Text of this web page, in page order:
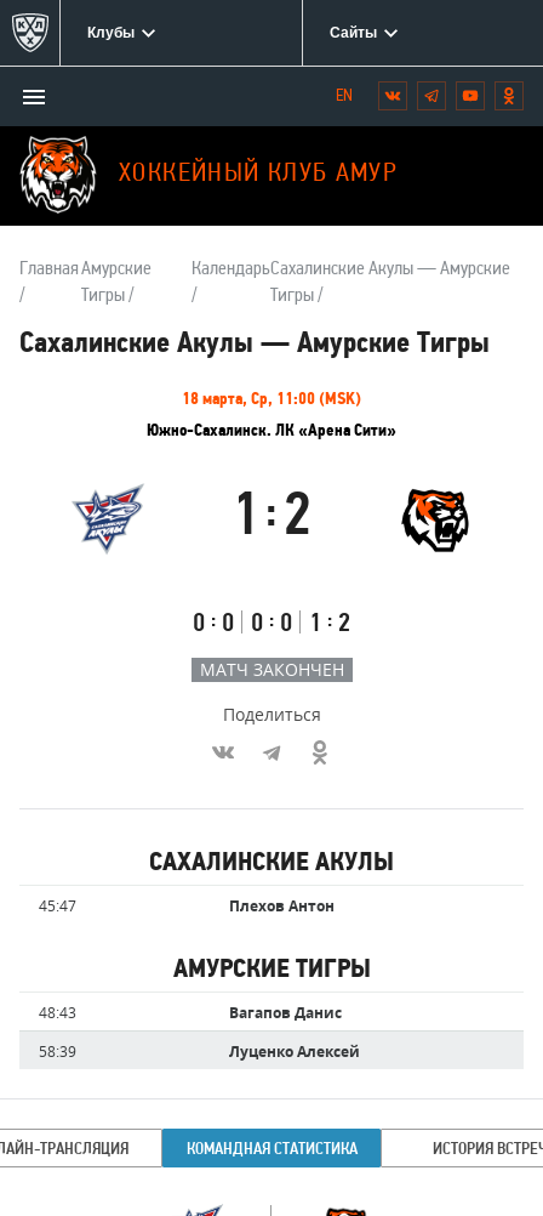
Клубы Сайты
ХОККЕЙНЫЙ КЛУБ АМУР
Открыть/
закрыть
меню
Мы
в
социальных
сетях:
Вконтакте
Telegram
YouTube
ГлавнаяАмурские
Тигры
КалендарьСахалинские Акулы — Амурские
Тигры
Сахалинские Акулы — Амурские Тигры
18 марта, Ср, 11:00 (MSK)
Южно-Сахалинск. ЛК «Арена Сити»
Сахалинские
Акулы
1 : 2
Первый
тайм
0 : 0
Второй
тайм
0 : 0
Третий
тайм
1 : 2
Амурские
Тигры
МАТЧ ЗАКОНЧЕН
Поделиться
Участники
забившие
САХАЛИНСКИЕ АКУЛЫ
Время Имя
45:47 Плехов Антон
АМУРСКИЕ ТИГРЫ
Время Имя
игрока
48:43
Вагапов Данис
58:39
Луценко Алексей
ТРАНСЛЯЦИЯ КОМАНДНАЯ СТАТИСТИКА ИСТОРИЯ
Команда